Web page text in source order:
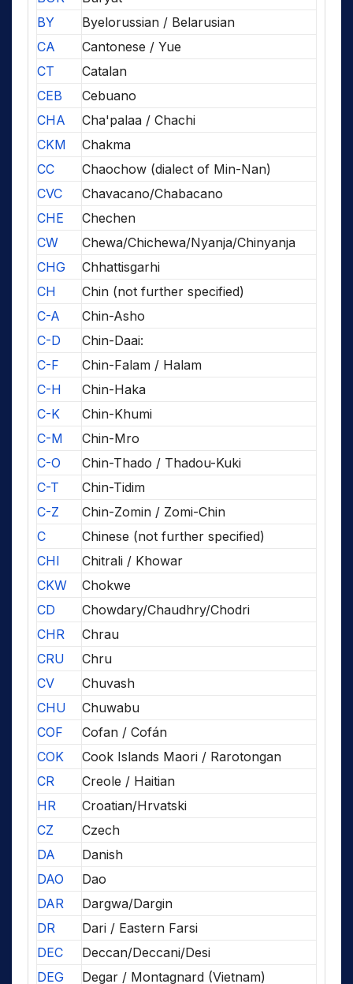
BY
Byelorussian / Belarusian
CA
Cantonese / Yue
CT
Catalan
CEB
Cebuano
CHA
Cha'palaa / Chachi
CKM
Chakma
CC
Chaochow (dialect of Min-Nan)
CVC
Chavacano/Chabacano
CHE
Chechen
CW
Chewa/Chichewa/Nyanja/Chinyanja
CHG
Chhattisgarhi
CH
Chin (not further specified)
C-A
Chin-Asho
C-D
Chin-Daai:
C-F
Chin-Falam / Halam
C-H
Chin-Haka
C-K
Chin-Khumi
C-M
Chin-Mro
C-O
Chin-Thado / Thadou-Kuki
C-T
Chin-Tidim
C-Z
Chin-Zomin / Zomi-Chin
C
Chinese (not further specified)
CHI
Chitrali / Khowar
CKW
Chokwe
CD
Chowdary/Chaudhry/Chodri
CHR
Chrau
CRU
Chru
CV
Chuvash
CHU
Chuwabu
COF
Cofan / Cofán
COK
Cook Islands Maori / Rarotongan
CR
Creole / Haitian
HR
Croatian/Hrvatski
CZ
Czech
DA
Danish
DAO
Dao
DAR
Dargwa/Dargin
DR
Dari / Eastern Farsi
DEC
Deccan/Deccani/Desi
DEG
Degar / Montagnard (Vietnam)